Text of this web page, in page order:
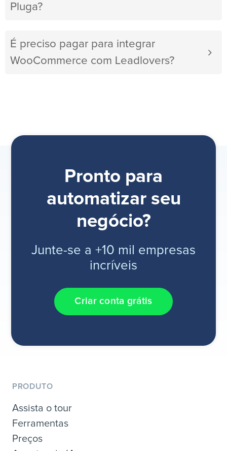
Pluga?
É preciso pagar para integrar
WooCommerce com Leadlovers?
Pronto para
automatizar seu
negócio?
Junte-se a +10 mil empresas
incríveis
Criar conta grátis
PRODUTO
Assista o tour
Ferramentas
Preços